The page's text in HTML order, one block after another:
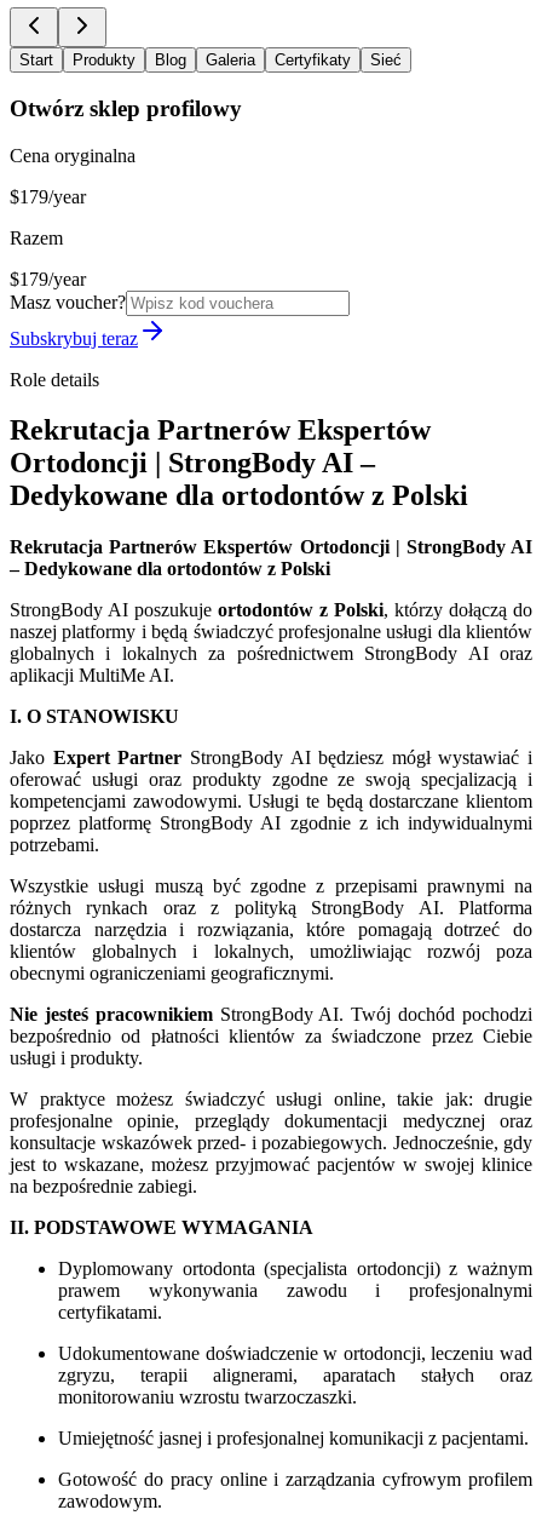
Start Produkty Blog Galeria Certyfikaty Sieć
Otwórz sklep profilowy
Cena oryginalna
$179/year
Razem
$179/year
Masz voucher?
Subskrybuj teraz
Role details
Rekrutacja Partnerów Ekspertów
Ortodoncji | StrongBody AI –
Dedykowane dla ortodontów z Polski
Rekrutacja Partnerów Ekspertów Ortodoncji | StrongBody AI
– Dedykowane dla ortodontów z Polski
StrongBody AI poszukuje ortodontów z Polski, którzy dołączą do
naszej platformy i będą świadczyć profesjonalne usługi dla klientów
globalnych i lokalnych za pośrednictwem StrongBody AI oraz
aplikacji MultiMe AI.
I. O STANOWISKU
Jako Expert Partner StrongBody AI będziesz mógł wystawiać i
oferować usługi oraz produkty zgodne ze swoją specjalizacją i
kompetencjami zawodowymi. Usługi te będą dostarczane klientom
poprzez platformę StrongBody AI zgodnie z ich indywidualnymi
potrzebami.
Wszystkie usługi muszą być zgodne z przepisami prawnymi na
różnych rynkach oraz z polityką StrongBody AI. Platforma
dostarcza narzędzia i rozwiązania, które pomagają dotrzeć do
klientów globalnych i lokalnych, umożliwiając rozwój poza
obecnymi ograniczeniami geograficznymi.
Nie jesteś pracownikiemStrongBody AI. Twój dochód pochodzi
bezpośrednio od płatności klientów za świadczone przez Ciebie
usługi i produkty.
W praktyce możesz świadczyć usługi online, takie jak: drugie
profesjonalne opinie, przeglądy dokumentacji medycznej oraz
konsultacje wskazówek przed- i pozabiegowych. Jednocześnie, gdy
jest to wskazane, możesz przyjmować pacjentów w swojej klinice
na bezpośrednie zabiegi.
II. PODSTAWOWE WYMAGANIA
Dyplomowany ortodonta (specjalista ortodoncji) z ważnym
prawem wykonywania zawodu i profesjonalnymi
certyfikatami.
Udokumentowane doświadczenie w ortodoncji, leczeniu wad
zgryzu, terapii alignerami, aparatach stałych oraz
monitorowaniu wzrostu twarzoczaszki.
Umiejętność jasnej i profesjonalnej komunikacji z pacjentami.
Gotowość do pracy online i zarządzania cyfrowym profilem
zawodowym.